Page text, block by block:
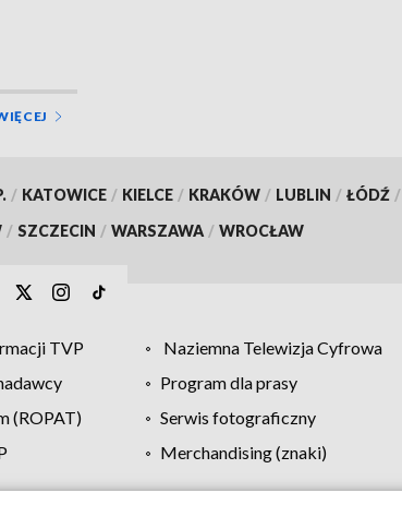
/ KATOWICE / KIELCE / KRAKÓW / LUBLIN / ŁÓDŹ /
/ SZCZECIN / WARSZAWA / WROCŁAW
TVP Naziemna Telewizja Cyfrowa
Program dla prasy
(ROPAT)
Serwis fotograficzny
Merchandising (znaki)